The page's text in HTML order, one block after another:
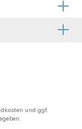
und ggf.